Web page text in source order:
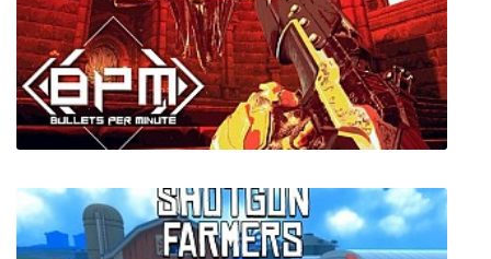
Home Sheep Home: Farmageddon Party
Edition